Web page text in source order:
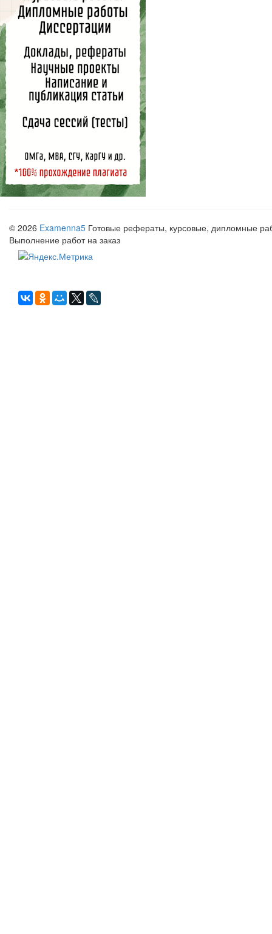
© 2026 Examenna5 Готовые рефераты, курсовые, дипломные
Выполнение работ на заказ